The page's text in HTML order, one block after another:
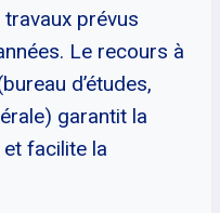
prévus
Le recours à
d’études,
garantit la
facilite la